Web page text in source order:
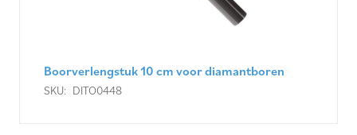
Boorverlengstuk 10 cm voor diamantboren
SKU: DITO0448